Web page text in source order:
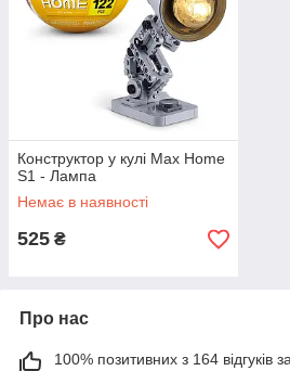
Конструктор у кулі Max Home
S1 - Лампа
Немає в наявності
525 ₴
Про нас
100% позитивних з 164 відгуків